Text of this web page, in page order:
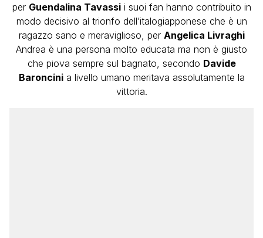
per Guendalina Tavassii suoi fan hanno contribuito in
modo decisivo al trionfo dell’italogiapponese che è un
ragazzo sano e meraviglioso, per Angelica Livraghi
Andrea è una persona molto educata ma non è giusto
che piova sempre sul bagnato, secondo Davide
Baroncinia livello umano meritava assolutamente la
vittoria.